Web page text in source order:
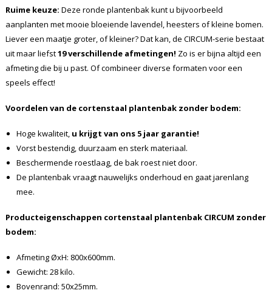
Ruime keuze: Deze ronde plantenbak kunt u bijvoorbeeld
aanplanten met mooie bloeiende lavendel, heesters of kleine bomen.
Liever een maatje groter, of kleiner? Dat kan, de CIRCUM-serie bestaat
uit maar liefst19 verschillende afmetingen! Zo is er bijna altijd een
afmeting die bij u past. Of combineer diverse formaten voor een
speels effect!
Voordelen van de cortenstaal plantenbak zonder bodem:
Hoge kwaliteit, u krijgt van ons 5 jaar garantie!
Vorst bestendig, duurzaam en sterk materiaal.
Beschermende roestlaag, de bak roest niet door.
De plantenbak vraagt nauwelijks onderhoud en gaat jarenlang
mee.
Producteigenschappen cortenstaal plantenbak CIRCUM zonder
bodem:
Afmeting ØxH: 800x600mm.
Gewicht: 28 kilo.
Bovenrand: 50x25mm.